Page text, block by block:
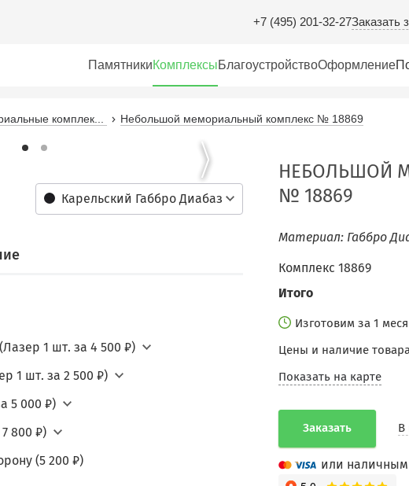
+7 (495) 201-32-27Заказать
ПамятникиКомплексыБлагоустройствоОформление
комплек... Небольшой мемориальный комплекс № 18869
Карельский Габбро Диабаз
1 шт. за 4 500 ₽)
1 шт. за 2 500 ₽)
5 000 ₽)
800 ₽)
(5 200 ₽)
НЕБОЛЬШОЙ
№ 18869
Материал: Габбро
Комплекс 18869
Итого
Изготовим за 1
Цены и наличие
Показать на карте
Заказать В
или